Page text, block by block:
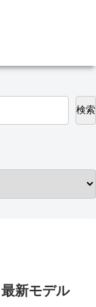
検索
新モデル